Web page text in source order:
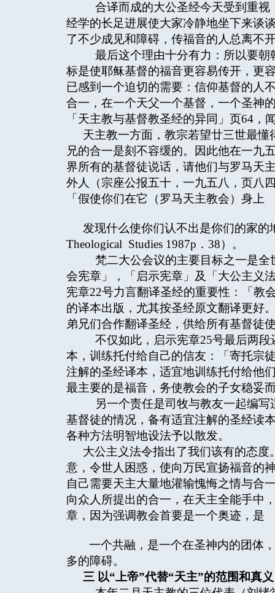
合译而成的大公圣经今天受到重视
经学的长足进展使大家冷静地坐下来谈
了不少成见和障碍，传福音的人总离不
最后这个理由十分有力：所以要朝
标是使耶稣基督的福音更容易传开，更
已感到一个迫切的需要：信仰基督的人
合一，在一个天父一个基督，一个圣神
「天主教与基督教圣经的异同」页64，
天主教一方面，教宗若望廿三世最
兄的合一是刻不容缓的。因此他在一九
界所有的基督徒说话，请他们与罗马天
外人（宗座公报五十，一九五八，页八
「假使你们在它（罗马天主教会）身上
发现什么使你们认不出是你们的家
Theological Studies 1987p．38）。
梵二大公会议的主要目标之一是全
会宪章」，「启示宪章」及「大公主义
宪章22号力言翻译圣经的重要性：「教
的译本出版，尤其按圣经原文翻译更好
弟兄们合作翻译圣经，供给所有基督徒
不仅如此，启示宪章25号最后两段
本，训练托付给自己的信友：「寄托宗
注解的圣经译本，适宜地训练托付给他
最主要的是福音，务使教会的子女稳妥
另一个责任是司牧与教友一起编写
基督徒的情况，备有适宜注解的圣经读
各种方法明智地设法予以散发。
大公主义法令指出了我们该有的态
意，令世人困惑，使向万民宣扬福音的
自己需要天主大量地灌输愧悔之情与合
向众人所提出的合一，在天主全能手中
章，因为强调教会首要是一个奥迹，是
一个共融，是一个在圣神内的团体
多的障碍。
三 以“上帝”代替“天主”的范围和真义